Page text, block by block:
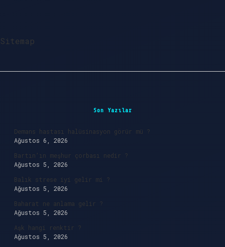
Sitemap
Son Yazılar
Demans hastası halüsinasyon görür mü ?
Ağustos 6, 2026
Bartın’ın meşhur çorbası nedir ?
Ağustos 5, 2026
Balık strese iyi gelir mi ?
Ağustos 5, 2026
Baharat ne anlama gelir ?
Ağustos 5, 2026
Aşk hangi renktir ?
Ağustos 5, 2026